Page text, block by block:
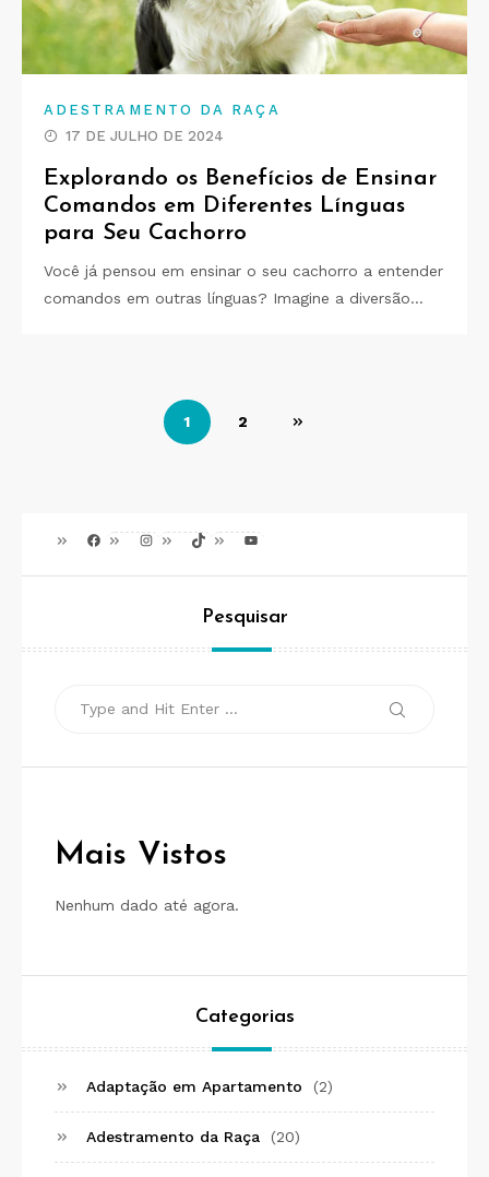
ADESTRAMENTO DA RAÇA
17 DE JULHO DE 2024
Explorando os Benefícios de Ensinar
Comandos em Diferentes Línguas
para Seu Cachorro
Você já pensou em ensinar o seu cachorro a entender
comandos em outras línguas? Imagine a diversão…
1 2
FacebookInstagramTikTok Youtube
Pesquisar
Search
Mais Vistos
Nenhum dado até agora.
Categorias
Adaptação em Apartamento (2)
Adestramento da Raça (20)